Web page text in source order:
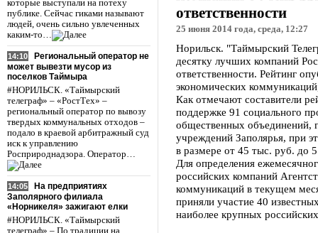
которые выступали на потеху
публике. Сейчас гиками называют
людей, очень сильно увлеченных
каким-то…
14:10
Региональный оператор не
может вывезти мусор из
поселков Таймыра
#НОРИЛЬСК. «Таймырский
телеграф» – «РостТех» –
региональный оператор по вывозу
твердых коммунальных отходов –
подало в краевой арбитражный суд
иск к управлению
Росприроднадзора. Оператор…
14:05
На предприятиях
Заполярного филиала
«Норникеля» зажигают елки
#НОРИЛЬСК. «Таймырский
телеграф» – По традиции на
ответственности
25 июня 2014 года, среда, 12:27
Норильск. "Таймырский
десятку лучших компаний
ответственности. Рейтинг
экономических
Как отмечают составители
поддержке 91 социального
общественных объединений,
учреждений Заполярья, при
в размере от 45 тыс. руб. до
Для определения
российских компаний
коммуникаций в текущем
приняли участие 40
наиболее крупных